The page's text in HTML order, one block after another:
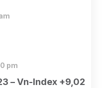
– Vn-Index +9,02
pm